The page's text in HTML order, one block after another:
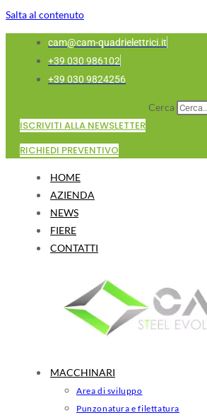
Salta al contenuto
cam@cam-quadrielettrici.it
+39 030 986102
+39 030 9824256
Cerca
ISCRIVITI ALLA NEWSLETTER
RICHIEDI PREVENTIVO
HOME
AZIENDA
NEWS
FIERE
CONTATTI
MACCHINARI
Area di sviluppo
Punzonatura e filettatura